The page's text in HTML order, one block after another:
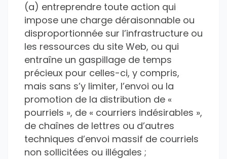
(a) entreprendre toute action qui
impose une charge déraisonnable ou
disproportionnée sur l’infrastructure ou
les ressources du site Web, ou qui
entraîne un gaspillage de temps
précieux pour celles-ci, y compris,
mais sans s’y limiter, l’envoi ou la
promotion de la distribution de «
pourriels », de « courriers indésirables »,
de chaînes de lettres ou d’autres
techniques d’envoi massif de courriels
non sollicitées ou illégales ;